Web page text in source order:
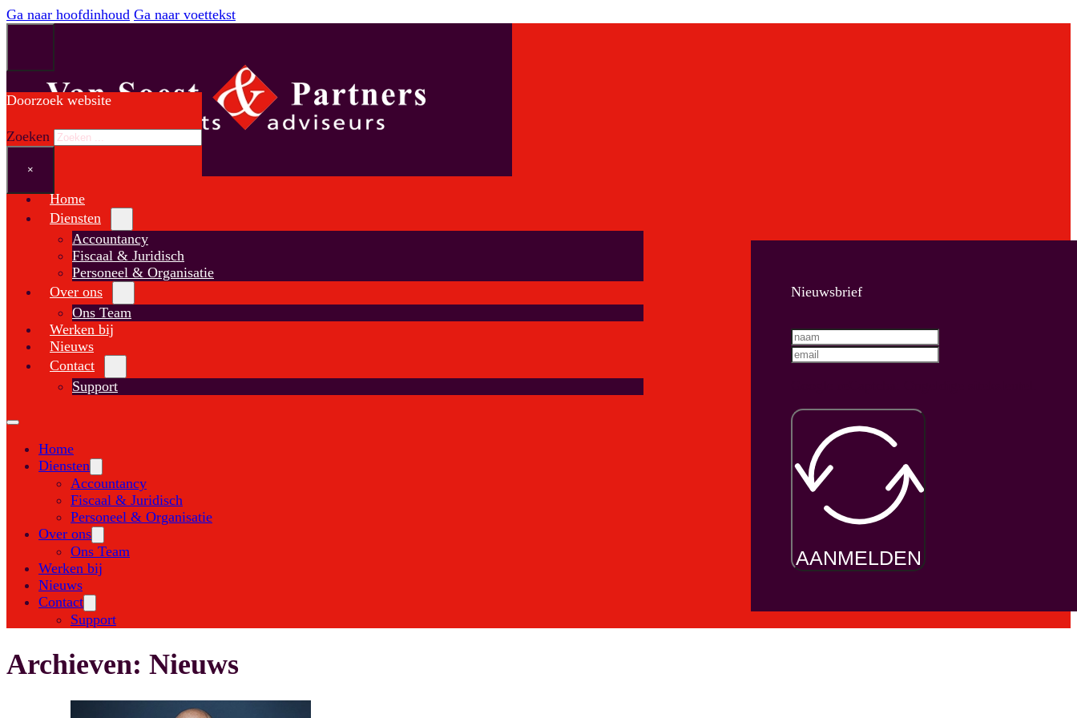
Ga naar hoofdinhoud Ga naar voettekst
Doorzoek website
Zoeken
×
Home
Diensten
Accountancy
Fiscaal & Juridisch
Personeel & Organisatie
Over ons
Ons Team
Werken bij
Nieuws
Contact
Support
Home
Diensten
Accountancy
Fiscaal & Juridisch
Personeel & Organisatie
Over ons
Ons Team
Werken bij
Nieuws
Contact
Support
Archieven: Nieuws
Nieuwsbrief
AANMELDEN